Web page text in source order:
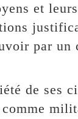
et
par un
de ses